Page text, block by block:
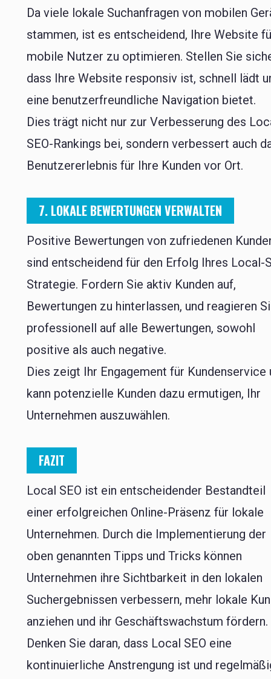
Da viele lokale Suchanfragen von mobilen
stammen, ist es entscheidend, Ihre Website
mobile Nutzer zu optimieren. Stellen Sie
dass Ihre Website responsiv ist, schnell lädt
eine benutzerfreundliche Navigation bietet.
Dies trägt nicht nur zur Verbesserung des
SEO-Rankings bei, sondern verbessert auch
Benutzererlebnis für Ihre Kunden vor Ort.
7. LOKALE BEWERTUNGEN VERWALTEN
Positive Bewertungen von zufriedenen
sind entscheidend für den Erfolg Ihres Local-
Strategie. Fordern Sie aktiv Kunden auf,
Bewertungen zu hinterlassen, und reagieren
professionell auf alle Bewertungen, sowohl
positive als auch negative.
Dies zeigt Ihr Engagement für Kundenservice
kann potenzielle Kunden dazu ermutigen, Ihr
Unternehmen auszuwählen.
FAZIT
Local SEO ist ein entscheidender Bestandteil
einer erfolgreichen Online-Präsenz für lokale
Unternehmen. Durch die Implementierung der
oben genannten Tipps und Tricks können
Unternehmen ihre Sichtbarkeit in den lokalen
Suchergebnissen verbessern, mehr lokale
anziehen und ihr Geschäftswachstum fördern.
Denken Sie daran, dass Local SEO eine
kontinuierliche Anstrengung ist und